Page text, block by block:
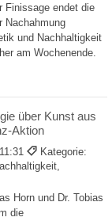
Finissage endet die
Nachahmung
und Nachhaltigkeit
am Wochenende.
über Kunst aus
Aktion
Kategorie:
Horn und Dr. Tobias
die